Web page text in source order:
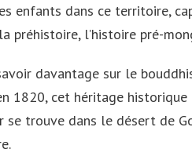
enfants dans ce territoire,
préhistoire, l’histoire pré-
davantage sur le
1820, cet héritage
se trouve dans le désert de